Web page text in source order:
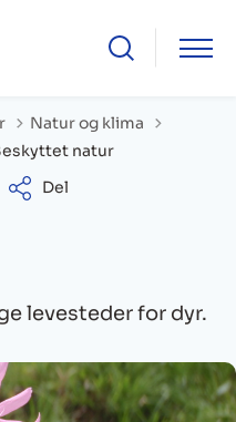
Natur og klima
natur
Del
levesteder for dyr.